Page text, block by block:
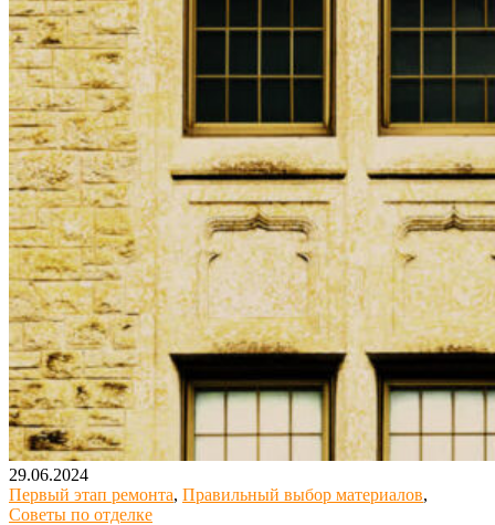
29.06.2024
Первый этап ремонта, Правильный выбор материалов,
Советы по отделке